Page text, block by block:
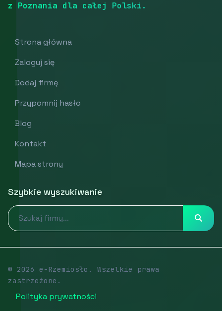
z Poznania dla całej Polski.
Strona główna
Zaloguj się
Dodaj firmę
Przypomnij hasło
Blog
Kontakt
Mapa strony
Szybkie wyszukiwanie
© 2026 e-Rzemiosło. Wszelkie prawa
zastrzeżone.
Polityka prywatności